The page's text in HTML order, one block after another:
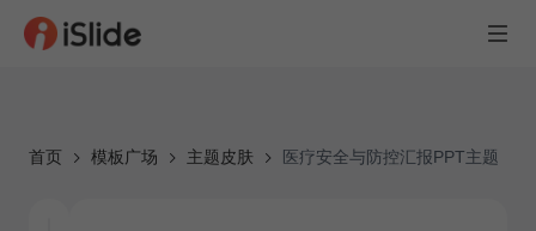
首页 模板广场 主题皮肤 医疗安全与防控汇报PPT主题